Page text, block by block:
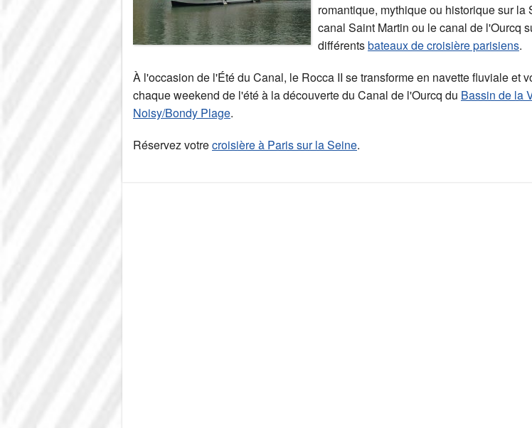
romantique, mythique ou historique sur la
canal Saint Martin ou le canal de l'Ourcq
différentsbateaux de croisière parisiens.
À l'occasion de l'Été du Canal, le Rocca II se transforme en navette fluviale et
chaque weekend de l'été à la découverte du Canal de l'Ourcq du Bassin de la
Noisy/Bondy Plage.
Réservez votrecroisière à Paris sur la Seine.